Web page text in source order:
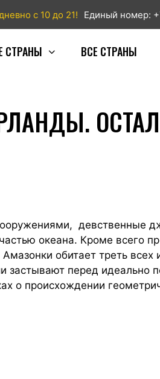
с 10 до 21! Единый номер:
СТРАНЫ ВСЕ СТРАНЫ
девственные
океана. Кроме всего
обитает треть
перед идеально
о происхождении